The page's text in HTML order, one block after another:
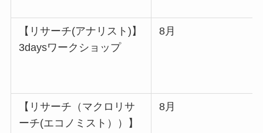
【リサーチ(アナリスト)】
3daysワークショップ
8月
【リサーチ（マクロリサ
ーチ(エコノミスト））】
8月